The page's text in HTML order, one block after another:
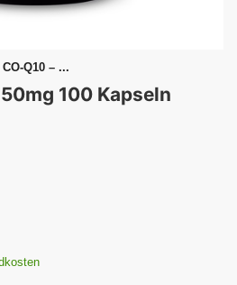
Q10 – ...
100 Kapseln